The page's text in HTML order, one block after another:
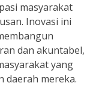
masyarakat
Inovasi ini
dan akuntabel,
yang
daerah mereka.